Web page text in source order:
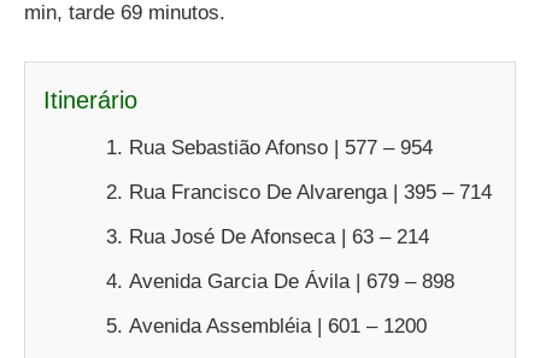
min, tarde 69 minutos.
Itinerário
Rua Sebastião Afonso | 577 – 954
Rua Francisco De Alvarenga | 395 – 714
Rua José De Afonseca | 63 – 214
Avenida Garcia De Ávila | 679 – 898
Avenida Assembléia | 601 – 1200